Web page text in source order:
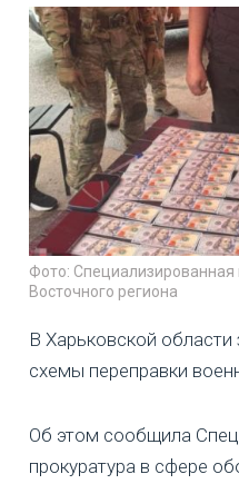
Фото:
Восточного региона
В Харьковской
схемы переправки
Об этом сообщила
прокуратура в сфере